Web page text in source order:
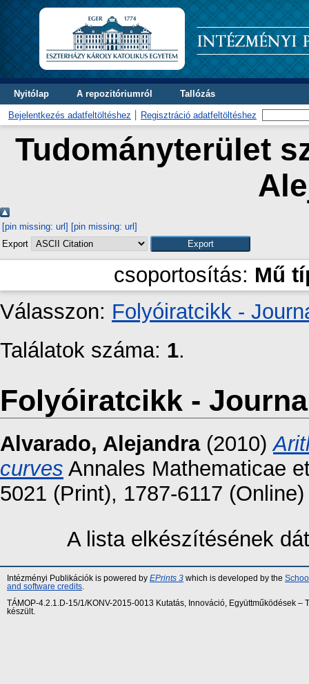
Nyitólap A repozitóriumról Tallózás
Bejelentkezés adatfeltöltéshez Regisztráció adatfeltöltéshez
Tudományterület
[pin missing: url] [pin missing: url]
Export
csoportosítás: Mű
Válasszon: Folyóiratcikk -
Találatok száma: 1.
Folyóiratcikk -
Alvarado, Alejandra(2010)
curves Annales Mathematicae
5021 (Print), 1787-6117 (Online)
A lista elkészítésének
Intézményi Publikációk is powered by EPrints 3 which is developed by the
and software credits
TÁMOP-4.2.1.D-15/1/KONV-2015-0013 Kutatás, Innováció, Együttműködések
készült.